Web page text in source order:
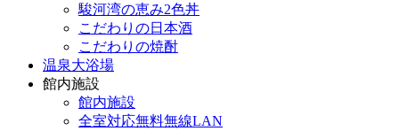
駿河湾の恵み2色丼
こだわりの日本酒
こだわりの焼酎
温泉大浴場
館内施設
館内施設
全室対応無料無線LAN